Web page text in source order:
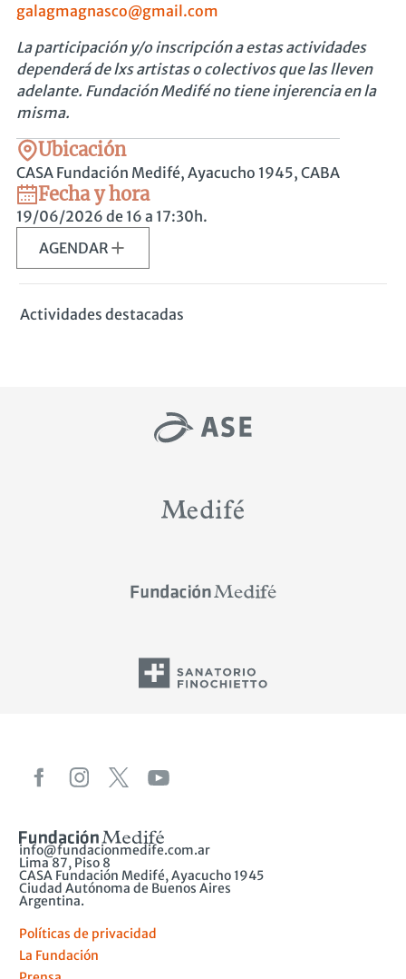
galagmagnasco@gmail.com
La participación y/o inscripción a estas actividades
dependerá de lxs artistas o colectivos que las lleven
adelante. Fundación Medifé no tiene injerencia en la
misma.
Ubicación
CASA Fundación Medifé, Ayacucho 1945, CABA
Fecha y hora
19/06/2026 de 16 a 17:30h.
AGENDAR
Actividades destacadas
info@fundacionmedife.com.ar
Lima 87, Piso 8
CASA Fundación Medifé, Ayacucho 1945
Ciudad Autónoma de Buenos Aires
Argentina.
Políticas de privacidad
La Fundación